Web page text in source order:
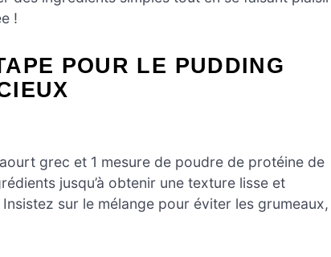
!
POUR LE PUDDING
grec et 1 mesure de poudre de protéine de
jusqu’à obtenir une texture lisse et
sur le mélange pour éviter les grumeaux,